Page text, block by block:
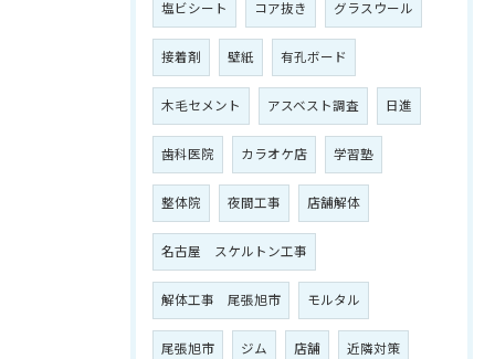
塩ビシート コア抜き グラスウール
接着剤 壁紙 有孔ボード
木毛セメント アスベスト調査 日進
歯科医院 カラオケ店 学習塾
整体院 夜間工事 店舗解体
名古屋 スケルトン工事
解体工事 尾張旭市 モルタル
尾張旭市 ジム 店舗 近隣対策